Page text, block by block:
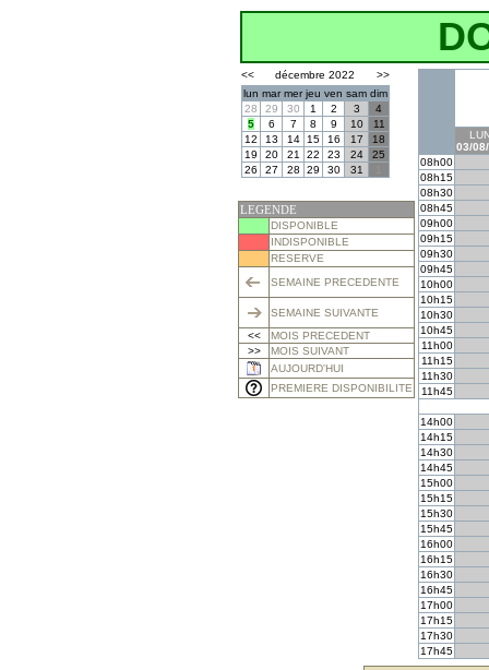
<< décembre 2022
>>
lun mar mer jeu ven sam dim
28
29 30 1 2 3
4
5
6 7 8 9 10
11
12
13 14 15 16 17
18
19
20 21 22 23 24
25
26
27 28 29 30 31
LEGENDE
DISPONIBLE
INDISPONIBLE
RESERVE
SEMAINE PRECEDENTE
SEMAINE SUIVANTE
<<
MOIS PRECEDENT
>>
MOIS SUIVANT
AUJOURD'HUI
PREMIERE DISPONIBILITE
03/
08h00
08h15
08h30
08h45
09h00
09h15
09h30
09h45
10h00
10h15
10h30
10h45
11h00
11h15
11h30
11h45
14h00
14h15
14h30
14h45
15h00
15h15
15h30
15h45
16h00
16h15
16h30
16h45
17h00
17h15
17h30
17h45